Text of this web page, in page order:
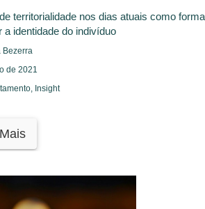
territorialidade nos dias atuais como
a identidade do indivíduo
Bezerra
de 2021
Insight